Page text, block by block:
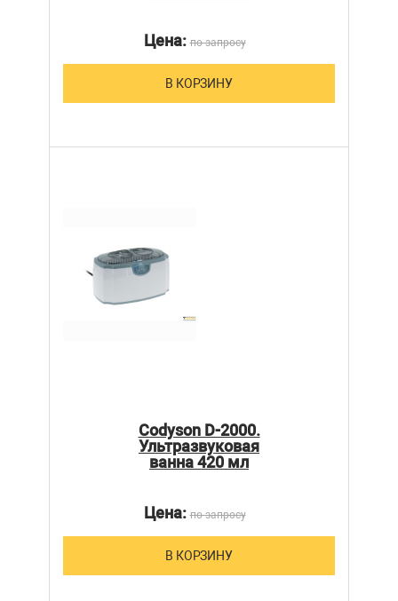
Цена:по запросу
В КОРЗИНУ
Codyson D-2000.
Ультразвуковая
ванна 420 мл
Цена:по запросу
В КОРЗИНУ